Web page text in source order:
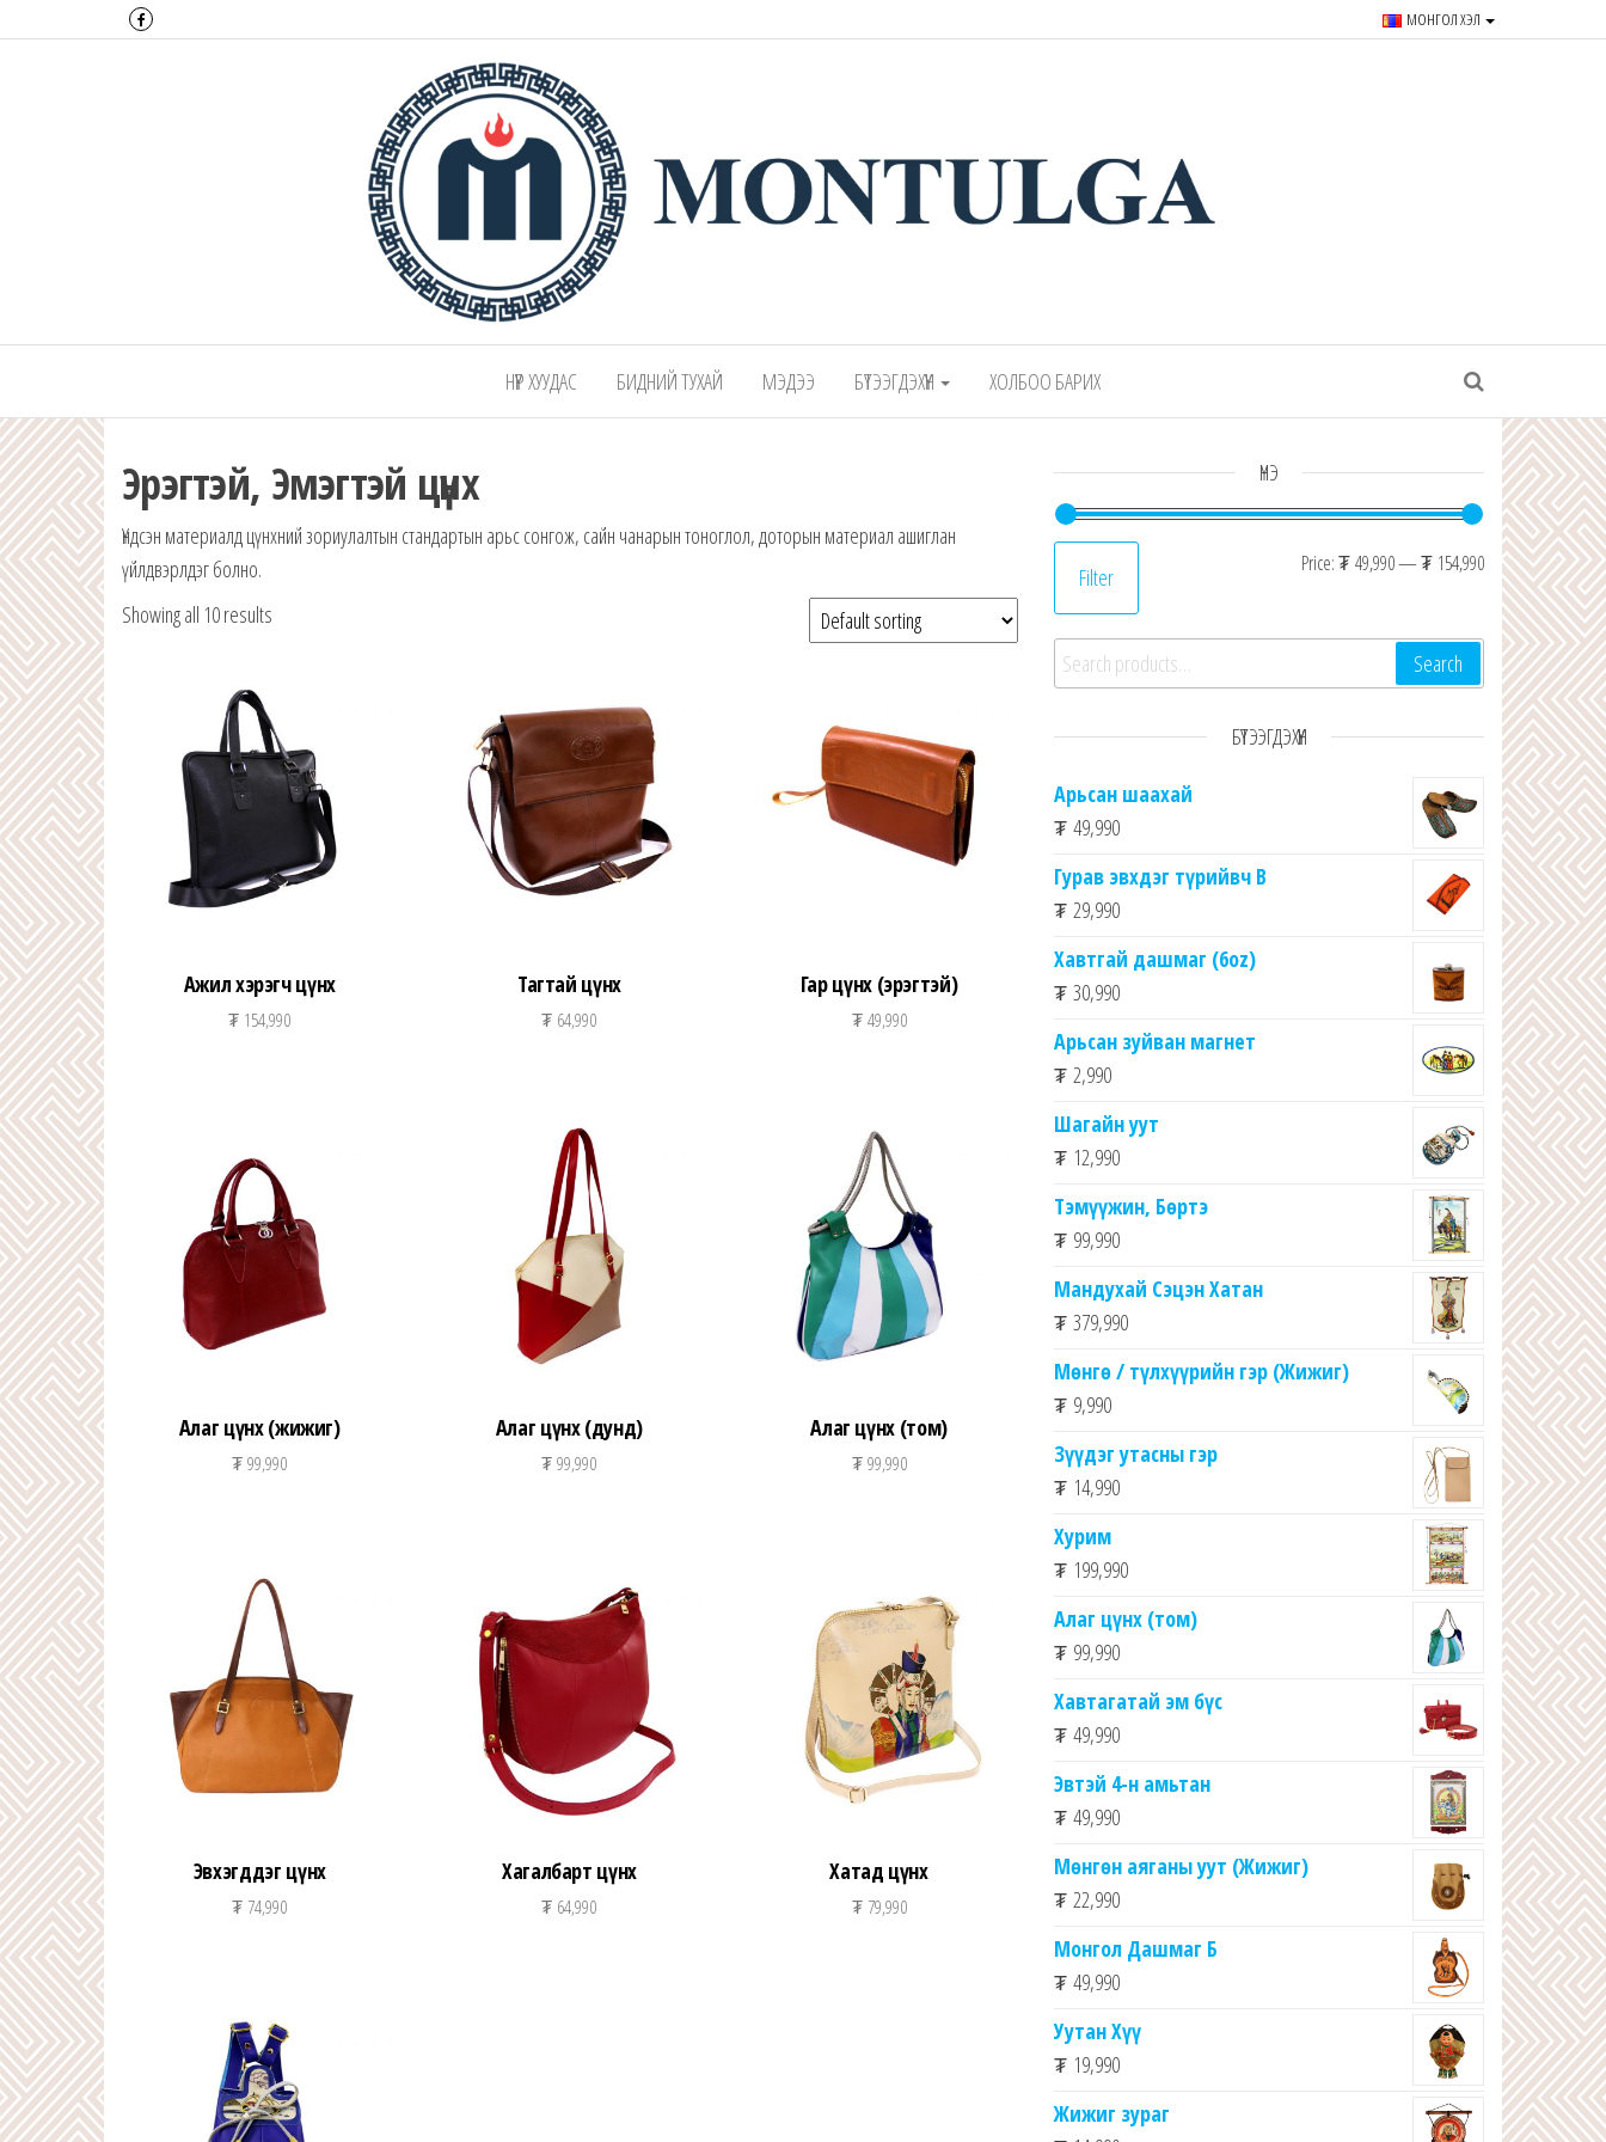
МОНГОЛ ХЭЛ
Монтулга ХХК – Montulga LLC
Mongolian leading manufacturer of leather souvenirs and goods since
НҮҮР ХУУДАС БИДНИЙ ТУХАЙ МЭДЭЭ БҮТЭЭГДЭХҮҮН ХОЛБОО БАРИХ
Эрэгтэй, Эмэгтэй цүнх
Үндсэн материалд цүнхний зориулалтын стандартын арьс сонгож, сайн чанарын тоноглол, доторын материал ашиглан
үйлдвэрлдэг болно.
Showing all 10 results
Ажил хэрэгч цүнх
₮ 154,990
Тагтай цүнх
₮ 64,990
Гар цүнх (эрэгтэй)
₮49,990
Алаг цүнх (жижиг)
₮99,990
Алаг цүнх (дунд)
₮99,990
Алаг цүнх (том)
₮99,990
Эвхэгддэг цүнх
₮ 74,990
Хагалбарт цүнх
₮ 64,990
Хатад цүнх
₮79,990
ҮНЭ
Min price
Max price
Filter Price:₮ 49,990—₮ 154,990
Search for: Search
БҮТЭЭГДЭХҮҮН
Арьсан шаахай
₮ 49,990
Гурав эвхдэг түрийвч B
₮ 29,990
Хавтгай дашмаг (6oz)
₮ 30,990
Арьсан зуйван магнет
₮ 2,990
Шагайн уут
₮ 12,990
Тэмүүжин, Бөртэ
₮ 99,990
Мандухай Сэцэн Хатан
₮ 379,990
Мөнгө / түлхүүрийн гэр (Жижиг)
₮ 9,990
Зүүдэг утасны гэр
₮ 14,990
Хурим
₮ 199,990
Алаг цүнх (том)
₮ 99,990
Хавтагатай эм бүс
₮ 49,990
Эвтэй 4-н амьтан
₮ 49,990
Мөнгөн аяганы уут (Жижиг)
₮ 22,990
Монгол Дашмаг Б
₮ 49,990
Уутан Хүү
₮ 19,990
Жижиг зураг